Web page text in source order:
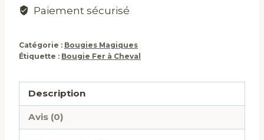
Paiement sécurisé
Catégorie : Bougies Magiques
Étiquette : Bougie Fer à Cheval
Description
Avis (0)